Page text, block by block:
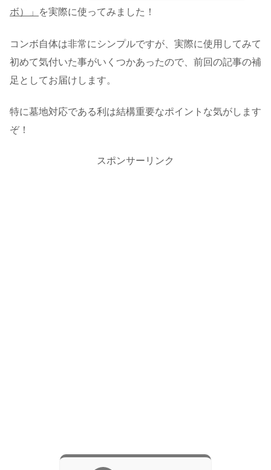
ボ）」
を実際に使ってみました！
コンボ自体は非常にシンプルですが、実際に使用してみて
初めて気付いた事がいくつかあったので、前回の記事の補
足としてお届けします。
特に墓地対応である利は結構重要なポイントな気がします
ぞ！
スポンサーリンク